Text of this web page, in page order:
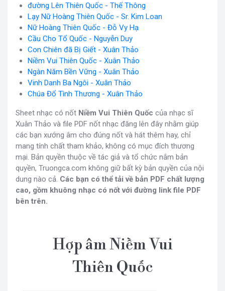
đường Lên Thiên Quốc - Thế Thông
Lạy Nữ Hoàng Thiên Quốc - Sr. Kim Loan
Nữ Hoàng Thiên Quốc - Đỗ Vy Hạ
Cầu Cho Tổ Quốc - Nguyễn Duy
Con Chiên đã Bị Giết - Xuân Thảo
Niềm Vui Thiên Quốc - Xuân Thảo
Ngàn Năm Bền Vững - Xuân Thảo
Vinh Danh Ba Ngôi - Xuân Thảo
Chúa Đổ Tình Thương - Xuân Thảo
Sheet nhạc có nốt Niềm Vui Thiên Quốc của nhạc sĩ
Xuân Thảo và file PDF nốt nhạc đăng lên đây nhằm giúp
các bạn xướng âm cho đúng nốt và hát thêm hay, chỉ
mang tính chất tham khảo, không có mục đích thương
mại. Bản quyền thuộc về tác giả và tổ chức nắm bản
quyền, Truongca.com không giữ bất kỳ bản quyền của nội
dung nào cả. Các bạn có thể tải về bản PDF chất lượng
cao, gồm khuông nhạc có nốt với đường link file PDF
bên trên.
Hợp âm Niềm Vui
Thiên Quốc